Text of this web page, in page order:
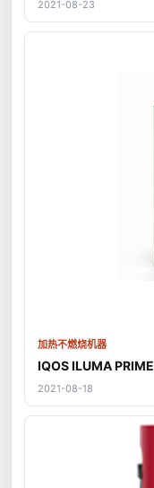
2021-08-23
加热不燃烧机器
IQOS ILUMA PRIME
2021-08-18